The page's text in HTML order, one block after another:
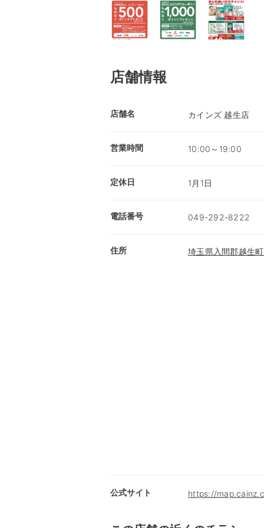
店舗情報
店舗名 カインズ 越生店
営業時間 10:00～19:00
定休日 1月1日
電話番号 049-292-8222
住所 埼玉県入間郡越生
公式サイト https://